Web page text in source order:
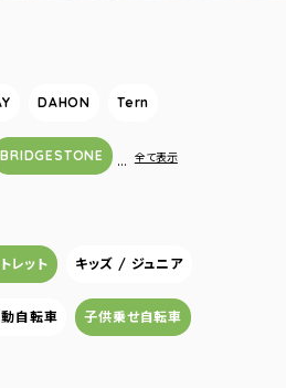
DAHON Tern
BRIDGESTONE … 全て表示
レット キッズ / ジュニア
自転車 子供乗せ自転車